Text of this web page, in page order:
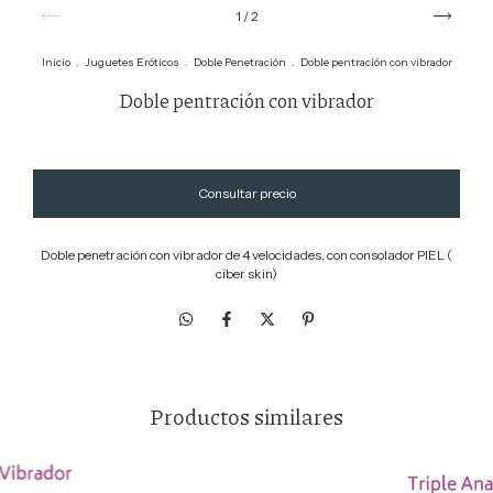
1 /2
Inicio . Juguetes Eróticos . Doble Penetración . Doble pentración con vibrador
Doble pentración con vibrador
Doble penetración con vibrador de 4 velocidades, con consolador PIEL (
ciber skin)
Productos similares